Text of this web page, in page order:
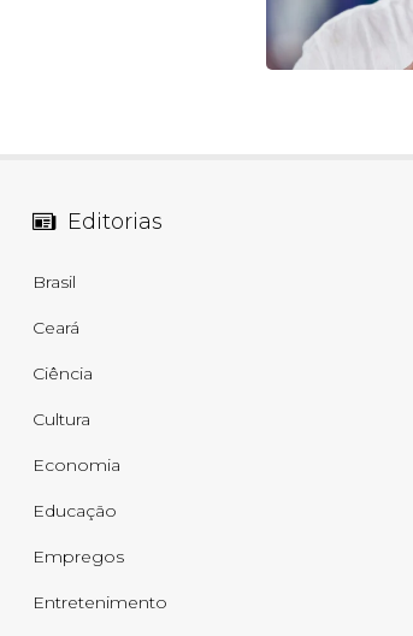
Editorias
Brasil
Ceará
Ciência
Cultura
Economia
Educação
Empregos
Entretenimento